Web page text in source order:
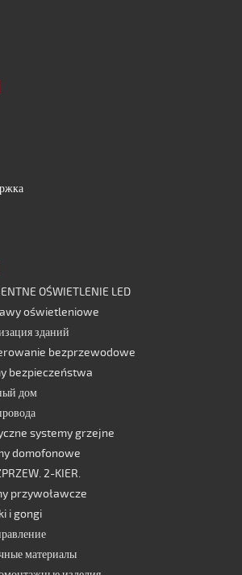
OŚWIETLENIE LED
oświetleniowe
зданий
bezprzewodowe
bezpieczeństwa
дом
systemy grzejne
domofonowe
2-KIER.
przywoławcze
i gongi
материалы